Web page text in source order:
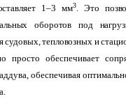
1–3 мм3. Это
оборотов под
судовых, тепловозных и
просто обеспечивает
обеспечивая